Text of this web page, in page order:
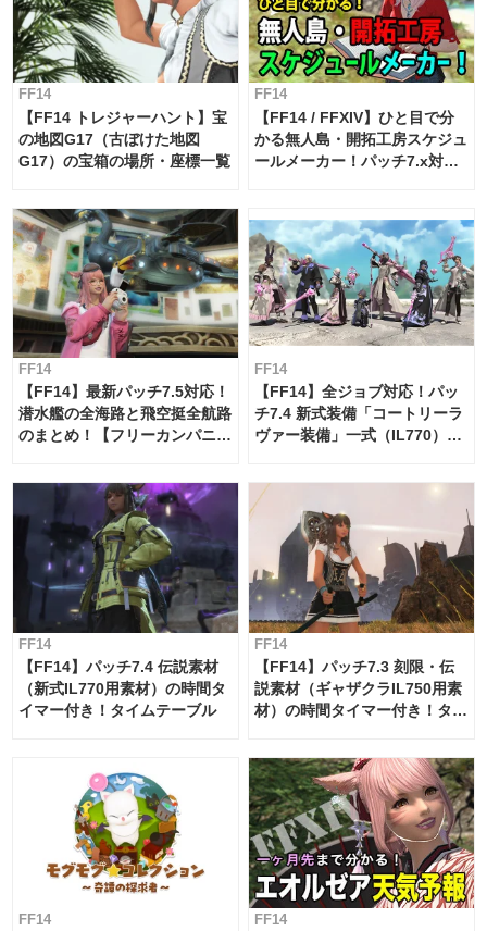
FF14
【FF14 トレジャーハント】宝
の地図G17（古ぼけた地図
G17）の宝箱の場所・座標一覧
FF14
【FF14 / FFXIV】ひと目で分
かる無人島・開拓工房スケジュ
ールメーカー！パッチ7.x対応
FF14
【FF14】最新パッチ7.5対応！
潜水艦の全海路と飛空挺全航路
のまとめ！【フリーカンパニ
FF14
【FF14】全ジョブ対応！パッ
チ7.4 新式装備「コートリーラ
ヴァー装備」一式（IL770）の
FF14
【FF14】パッチ7.4 伝説素材
（新式IL770用素材）の時間タ
イマー付き！タイムテーブル
FF14
【FF14】パッチ7.3 刻限・伝
説素材（ギャザクラIL750用素
材）の時間タイマー付き！タイ
FF14 FF14